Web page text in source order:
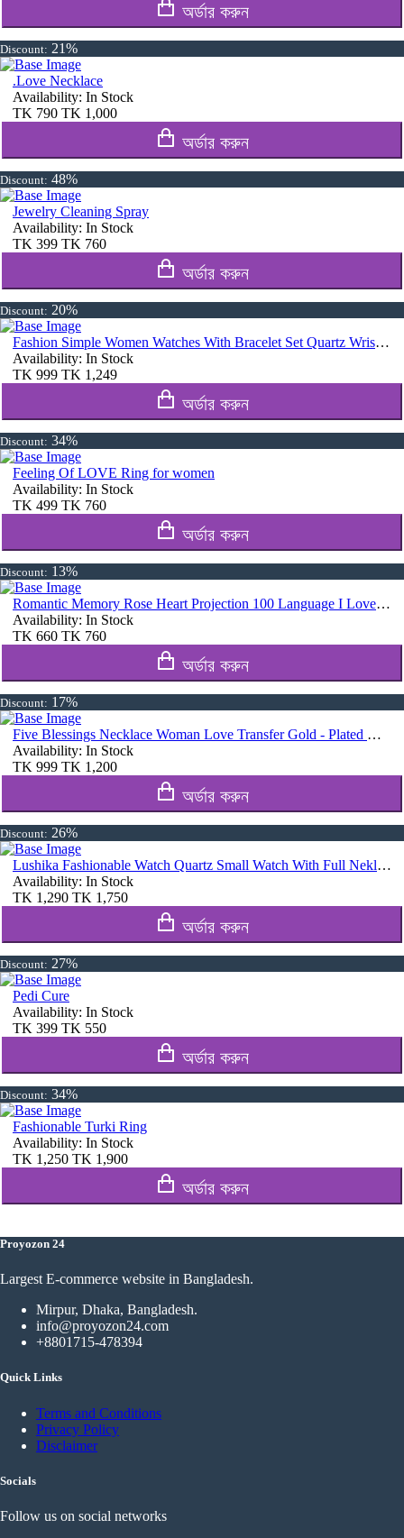
অর্ডার করুন
Discount: 21%
.Love Necklace
Availability: In Stock
TK 790 TK 1,000
অর্ডার করুন
Discount: 48%
Jewelry Cleaning Spray
Availability: In Stock
TK 399 TK 760
অর্ডার করুন
Discount: 20%
Fashion Simple Women Watches With Bracelet Set Quartz Wristwatch Shiny Stone Red Colour
Availability: In Stock
TK 999 TK 1,249
অর্ডার করুন
Discount: 34%
Feeling Of LOVE Ring for women
Availability: In Stock
TK 499 TK 760
অর্ডার করুন
Discount: 13%
Romantic Memory Rose Heart Projection 100 Language I Love You Necklace for Lover Couples- Rose Gold
Availability: In Stock
TK 660 TK 760
অর্ডার করুন
Discount: 17%
Five Blessings Necklace Woman Love Transfer Gold - Plated Moisture Light Luxury Jewellery Necklace
Availability: In Stock
TK 999 TK 1,200
অর্ডার করুন
Discount: 26%
Lushika Fashionable Watch Quartz Small Watch With Full Nekless Set
Availability: In Stock
TK 1,290 TK 1,750
অর্ডার করুন
Discount: 27%
Pedi Cure
Availability: In Stock
TK 399 TK 550
অর্ডার করুন
Discount: 34%
Fashionable Turki Ring
Availability: In Stock
TK 1,250 TK 1,900
অর্ডার করুন
Proyozon 24
Largest E-commerce website in Bangladesh.
Mirpur, Dhaka, Bangladesh.
info@proyozon24.com
+8801715-478394
Quick Links
Terms and Conditions
Privacy Policy
Disclaimer
Socials
Follow us on social networks